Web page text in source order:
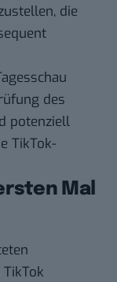
die
des
potenziell
TikTok-
Mal